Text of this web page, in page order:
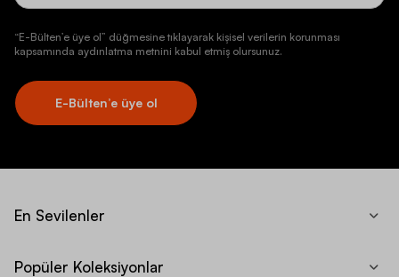
“E-Bülten’e üye ol” düğmesine tıklayarak kişisel verilerin korunması
kapsamında aydınlatma metnini kabul etmiş olursunuz.
E-Bülten’e üye ol
En Sevilenler
Popüler Koleksiyonlar